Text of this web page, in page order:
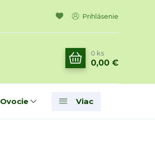
Prihlásenie
0 ks
0,00 €
Ovocie Viac